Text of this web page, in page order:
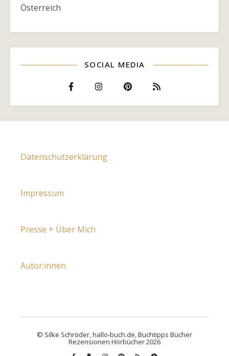
Österreich
SOCIAL MEDIA
Datenschutzerklärung
Impressum
Presse + Über Mich
Autor:innen
© Silke Schröder, hallo-buch.de, Buchtipps Bücher
Rezensionen Hörbücher 2026